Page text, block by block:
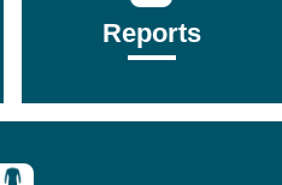
Reports